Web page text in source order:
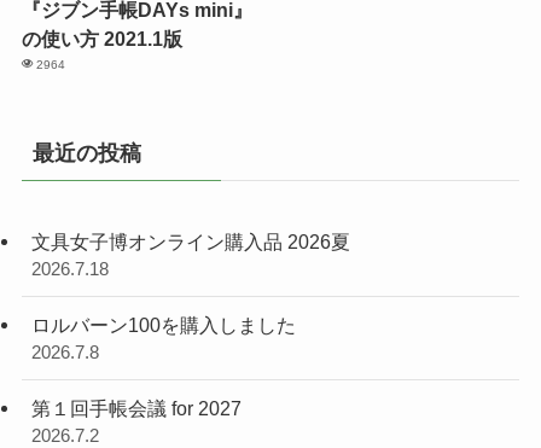
『ジブン手帳DAYs mini』
の使い方 2021.1版
2964
最近の投稿
文具女子博オンライン購入品 2026夏
2026.7.18
ロルバーン100を購入しました
2026.7.8
第１回手帳会議 for 2027
2026.7.2